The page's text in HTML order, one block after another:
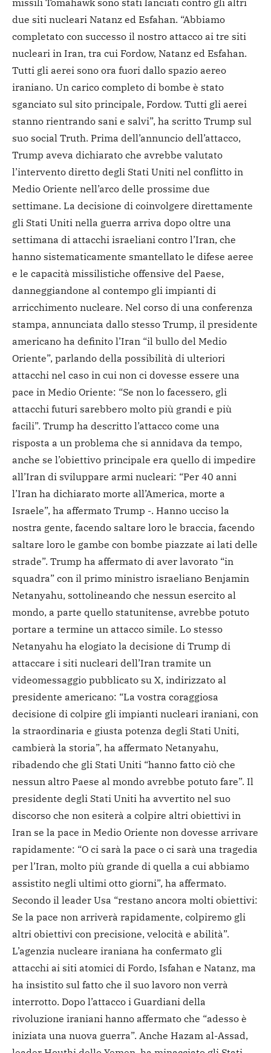
missili Tomahawk sono stati lanciati contro gli altri
due siti nucleari Natanz ed Esfahan. “Abbiamo
completato con successo il nostro attacco ai tre siti
nucleari in Iran, tra cui Fordow, Natanz ed Esfahan.
Tutti gli aerei sono ora fuori dallo spazio aereo
iraniano. Un carico completo di bombe è stato
sganciato sul sito principale, Fordow. Tutti gli aerei
stanno rientrando sani e salvi”, ha scritto Trump sul
suo social Truth. Prima dell’annuncio dell’attacco,
Trump aveva dichiarato che avrebbe valutato
l’intervento diretto degli Stati Uniti nel conflitto in
Medio Oriente nell’arco delle prossime due
settimane. La decisione di coinvolgere direttamente
gli Stati Uniti nella guerra arriva dopo oltre una
settimana di attacchi israeliani contro l’Iran, che
hanno sistematicamente smantellato le difese aeree
e le capacità missilistiche offensive del Paese,
danneggiandone al contempo gli impianti di
arricchimento nucleare. Nel corso di una conferenza
stampa, annunciata dallo stesso Trump, il presidente
americano ha definito l’Iran “il bullo del Medio
Oriente”, parlando della possibilità di ulteriori
attacchi nel caso in cui non ci dovesse essere una
pace in Medio Oriente: “Se non lo facessero, gli
attacchi futuri sarebbero molto più grandi e più
facili”. Trump ha descritto l’attacco come una
risposta a un problema che si annidava da tempo,
anche se l’obiettivo principale era quello di impedire
all’Iran di sviluppare armi nucleari: “Per 40 anni
l’Iran ha dichiarato morte all’America, morte a
Israele”, ha affermato Trump -. Hanno ucciso la
nostra gente, facendo saltare loro le braccia, facendo
saltare loro le gambe con bombe piazzate ai lati delle
strade”. Trump ha affermato di aver lavorato “in
squadra” con il primo ministro israeliano Benjamin
Netanyahu, sottolineando che nessun esercito al
mondo, a parte quello statunitense, avrebbe potuto
portare a termine un attacco simile. Lo stesso
Netanyahu ha elogiato la decisione di Trump di
attaccare i siti nucleari dell’Iran tramite un
videomessaggio pubblicato su X, indirizzato al
presidente americano: “La vostra coraggiosa
decisione di colpire gli impianti nucleari iraniani, con
la straordinaria e giusta potenza degli Stati Uniti,
cambierà la storia”, ha affermato Netanyahu,
ribadendo che gli Stati Uniti “hanno fatto ciò che
nessun altro Paese al mondo avrebbe potuto fare”. Il
presidente degli Stati Uniti ha avvertito nel suo
discorso che non esiterà a colpire altri obiettivi in
Iran se la pace in Medio Oriente non dovesse arrivare
rapidamente: “O ci sarà la pace o ci sarà una tragedia
per l’Iran, molto più grande di quella a cui abbiamo
assistito negli ultimi otto giorni”, ha affermato.
Secondo il leader Usa “restano ancora molti obiettivi:
Se la pace non arriverà rapidamente, colpiremo gli
altri obiettivi con precisione, velocità e abilità”.
L’agenzia nucleare iraniana ha confermato gli
attacchi ai siti atomici di Fordo, Isfahan e Natanz, ma
ha insistito sul fatto che il suo lavoro non verrà
interrotto. Dopo l’attacco i Guardiani della
rivoluzione iraniani hanno affermato che “adesso è
iniziata una nuova guerra”. Anche Hazam al-Assad,